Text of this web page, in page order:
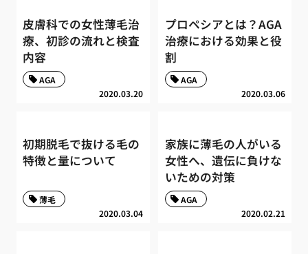
皮膚科での女性薄毛治
療、初診の流れと検査
内容
2020.03.20
AGA
プロペシアとは？AGA
治療における効果と役
割
2020.03.06
AGA
初期脱毛で抜ける毛の
特徴と量について
2020.03.04
薄毛
家族に薄毛の人がいる
女性へ、遺伝に負けな
いための対策
2020.02.21
AGA